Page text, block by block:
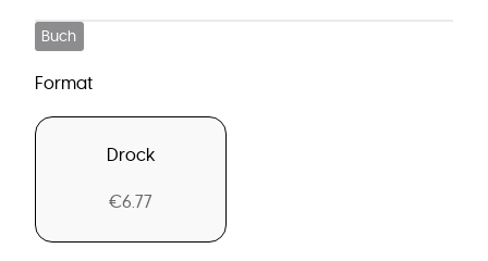
Buch
Format
Drock
€6.77